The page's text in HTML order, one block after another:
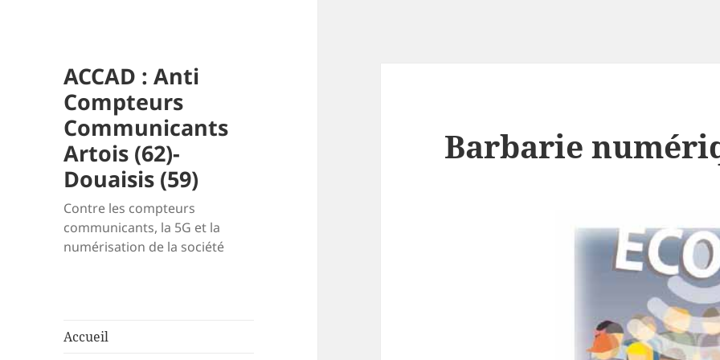
ACCAD : Anti
Compteurs
Communicants
Artois (62)-
Douaisis (59)
Contre les compteurs
communicants, la 5G et la
numérisation de la société
Accueil
Barbarie